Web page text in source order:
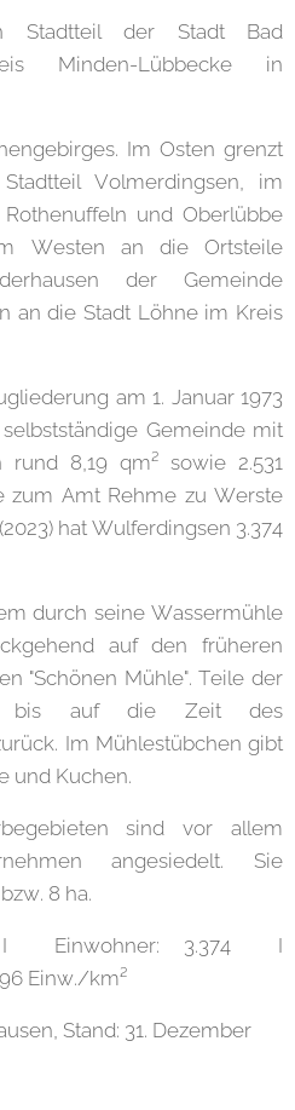
der Stadt Bad
Minden-Lübbecke in
Im Osten grenzt
Volmerdingsen, im
und Oberlübbe
Westen an die Ortsteile
der Gemeinde
an die Stadt Löhne im Kreis
am 1. Januar 1973
Gemeinde mit
8,19 qm² sowie 2.531
zum Amt Rehme zu Werste
hat Wulferdingsen 3.374
durch seine Wassermühle
auf den früheren
"Schönen Mühle". Teile der
bis auf die Zeit des
Im Mühlestübchen gibt
und Kuchen.
sind vor allem
angesiedelt. Sie
8 ha.
I Einwohner: 3.374 I
Einw./km²
Stand: 31. Dezember